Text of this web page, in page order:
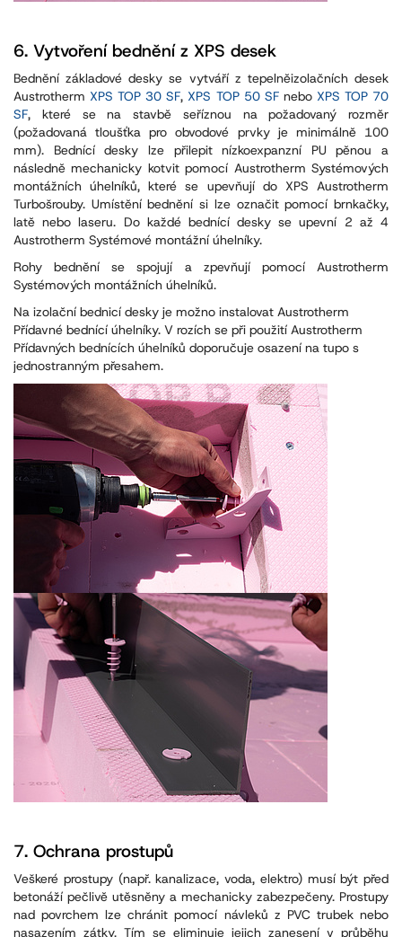
6. Vytvoření bednění z XPS desek
Bednění základové desky se vytváří z tepelněizolačních desek
Austrotherm XPS TOP 30 SF, XPS TOP 50 SFnebo XPS TOP 70
SF, které se na stavbě seříznou na požadovaný rozměr
(požadovaná tloušťka pro obvodové prvky je minimálně 100
mm). Bednící desky lze přilepit nízkoexpanzní PU pěnou a
následně mechanicky kotvit pomocí Austrotherm Systémových
montážních úhelníků, které se upevňují do XPS Austrotherm
Turbošrouby. Umístění bednění si lze označit pomocí brnkačky,
latě nebo laseru. Do každé bednící desky se upevní 2 až 4
Austrotherm Systémové montážní úhelníky.
Rohy bednění se spojují a zpevňují pomocí Austrotherm
Systémových montážních úhelníků.
Na izolační bednicí desky je možno instalovat Austrotherm
Přídavné bednící úhelníky. V rozích se při použití Austrotherm
Přídavných bednících úhelníků doporučuje osazení na tupo s
jednostranným přesahem.
7. Ochrana prostupů
Veškeré prostupy (např. kanalizace, voda, elektro) musí být před
betonáží pečlivě utěsněny a mechanicky zabezpečeny. Prostupy
nad povrchem lze chránit pomocí návleků z PVC trubek nebo
nasazením zátky. Tím se eliminuje jejich zanesení v průběhu